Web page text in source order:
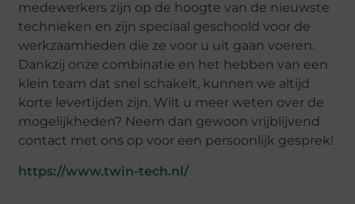
medewerkers zijn op de hoogte van de nieuwste
technieken en zijn speciaal geschoold voor de
werkzaamheden die ze voor u uit gaan voeren.
Dankzij onze combinatie en het hebben van een
klein team dat snel schakelt, kunnen we altijd
korte levertijden zijn. Wilt u meer weten over de
mogelijkheden? Neem dan gewoon vrijblijvend
contact met ons op voor een persoonlijk gesprek!
https://www.twin-tech.nl/